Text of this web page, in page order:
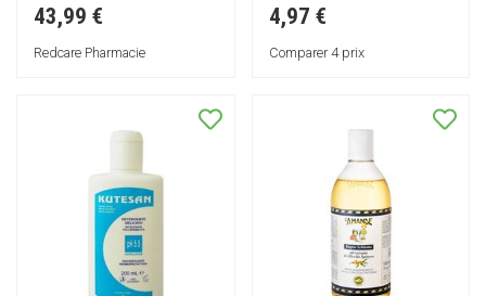
43,99 €
Redcare Pharmacie
4,97 €
Comparer 4 prix